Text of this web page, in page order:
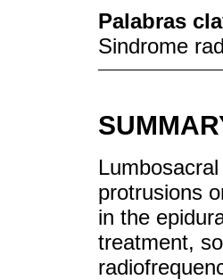
Palabras
Sindrome
protrusions
in the
treatment,